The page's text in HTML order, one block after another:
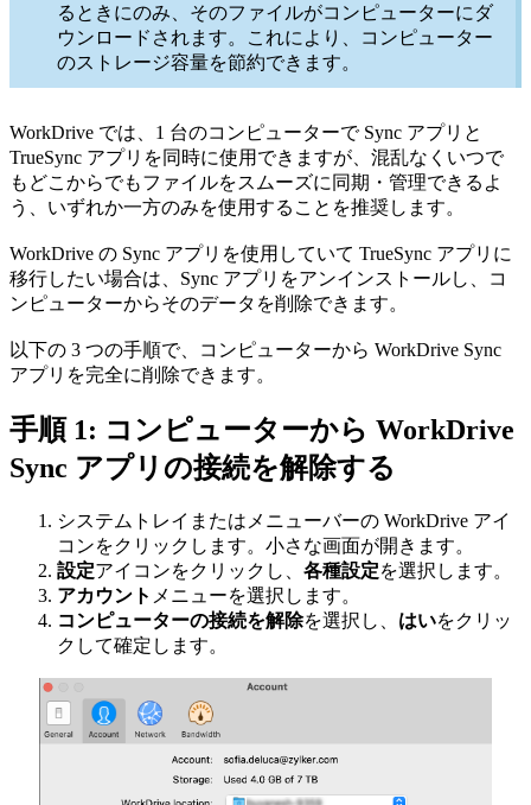
るときにのみ、そのファイルがコンピューターにダ
ウンロードされます。これにより、コンピューター
のストレージ容量を節約できます。
WorkDrive では、1 台のコンピューターで Sync アプリと
TrueSync アプリを同時に使用できますが、混乱なくいつで
もどこからでもファイルをスムーズに同期・管理できるよ
う、いずれか一方のみを使用することを推奨します。
WorkDrive の Sync アプリを使用していて TrueSync アプリに
移行したい場合は、Sync アプリをアンインストールし、コ
ンピューターからそのデータを削除できます。
以下の 3 つの手順で、コンピューターから WorkDrive Sync
アプリを完全に削除できます。
手順 1: コンピューターから WorkDrive
Sync アプリの接続を解除する
システムトレイまたはメニューバーの WorkDrive アイ
コンをクリックします。小さな画面が開きます。
設定アイコンをクリックし、 各種設定を選択します。
アカウント メニューを選択します。
コンピューターの接続を解除を選択し、 はいをクリッ
クして確定します。